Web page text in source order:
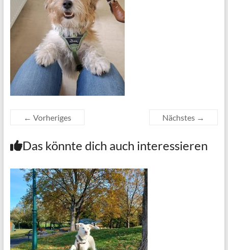
← Vorheriges Nächstes →
Das könnte dich auch interessieren